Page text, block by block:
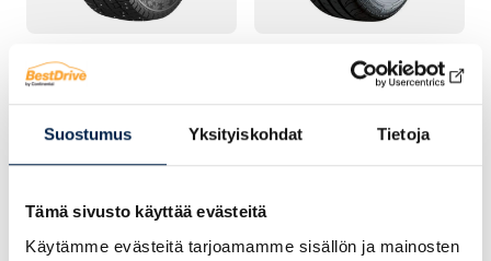
Suostumus Yksityiskohdat Tietoja
Tämä sivusto käyttää evästeitä
Käytämme evästeitä tarjoamamme sisällön ja mainosten
TALVIRENGAS – NASTA
Continental
KESÄRENGAS
Continental